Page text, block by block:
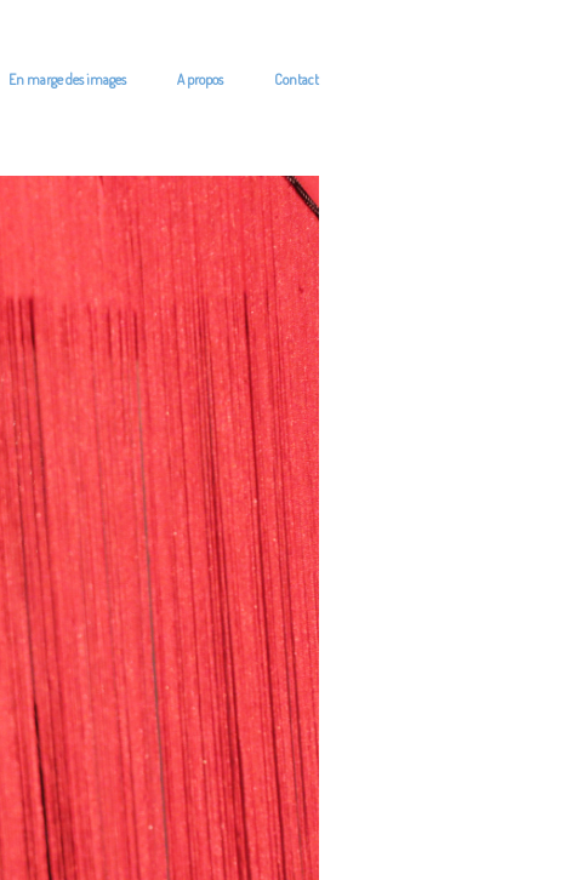
En marge des images A propos Contact